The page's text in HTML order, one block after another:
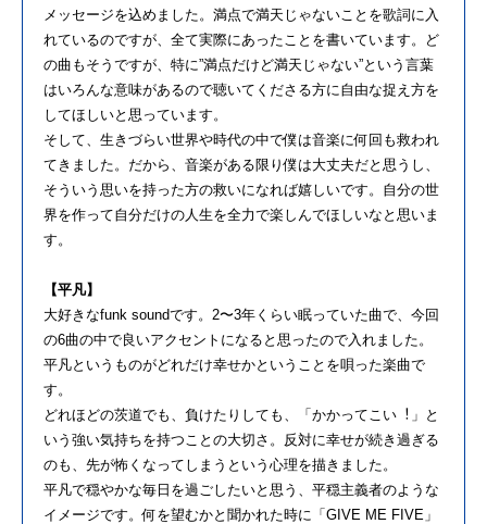
メッセージを込めました。満点で満天じゃないことを歌詞に⼊
れているのですが、全て実際にあったことを書いています。ど
の曲もそうですが、特に”満点だけど満天じゃない”という⾔葉
はいろんな意味があるので聴いてくださる⽅に⾃由な捉え⽅を
してほしいと思っています。
そして、⽣きづらい世界や時代の中で僕は⾳楽に何回も救われ
てきました。だから、⾳楽がある限り僕は⼤丈夫だと思うし、
そういう思いを持った⽅の救いになれば嬉しいです。⾃分の世
界を作って⾃分だけの⼈⽣を全⼒で楽しんでほしいなと思いま
す。
【平凡】
⼤好きなfunk soundです。2〜3年くらい眠っていた曲で、今回
の6曲の中で良いアクセントになると思ったので⼊れました。
平凡というものがどれだけ幸せかということを唄った楽曲で
す。
どれほどの茨道でも、負けたりしても、「かかってこい︕」と
いう強い気持ちを持つことの⼤切さ。反対に幸せが続き過ぎる
のも、先が怖くなってしまうという⼼理を描きました。
平凡で穏やかな毎⽇を過ごしたいと思う、平穏主義者のような
イメージです。何を望むかと聞かれた時に「GIVE ME FIVE」